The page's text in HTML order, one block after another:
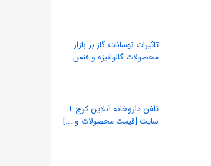
تاثیرات نوسانات گاز بر بازار
محصولات گالوانیزه و فنس ...
تلفن داروخانه آنلاین کرج +
سایت [قیمت محصولات و ...]